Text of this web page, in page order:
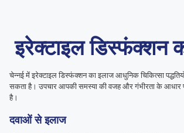
इरेक्टाइल डिस्फंक्शन
चेन्नई में इरेक्टाइल डिस्फंक्शन का इलाज आधुनिक चिकित्सा
सकता है। उपचार आपकी समस्या की वजह और गंभीरता के
है।
दवाओं से इलाज